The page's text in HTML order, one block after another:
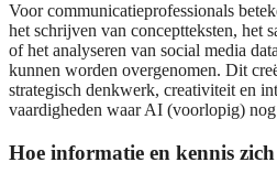
Voor communicatieprofessionals
het schrijven van conceptteksten, het
of het analyseren van social media
kunnen worden overgenomen. Dit
strategisch denkwerk, creativiteit en
vaardigheden waar AI (voorlopig)
Hoe informatie en kennis